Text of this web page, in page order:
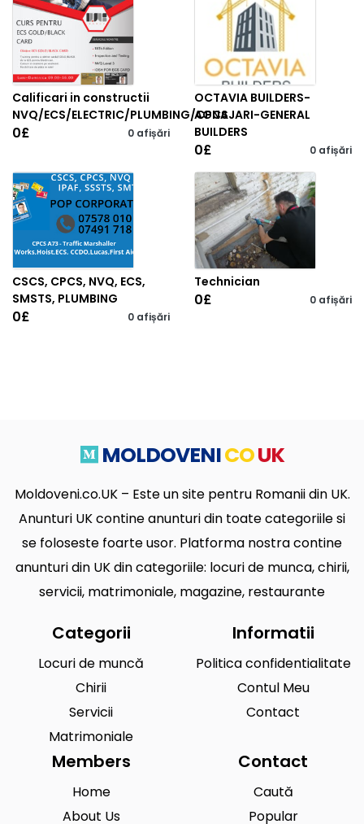
Calificari in constructii
NVQ/ECS/ELECTRIC/PLUMBING/CPCS
0£ 0 afișări
OCTAVIA BUILDERS-
AGNAJARI-GENERAL
BUILDERS
0£ 0 afișări
CSCS, CPCS, NVQ, ECS,
SMSTS, PLUMBING
0£ 0 afișări
Technician
0£ 0 afișări
MOLDOVENICOUK
Moldoveni.co.UK – Este un site pentru Romanii din UK.
Anunturi UK contine anunturi din toate categoriile si
se foloseste foarte usor. Platforma nostra contine
anunturi din UK din categoriile: locuri de munca, chirii,
servicii, matrimoniale, magazine, restaurante
Categorii
Locuri de muncă
Chirii
Servicii
Matrimoniale
Informatii
Politica confidentialitate
Contul Meu
Contact
Members
Home
About Us
Contact
Caută
Popular